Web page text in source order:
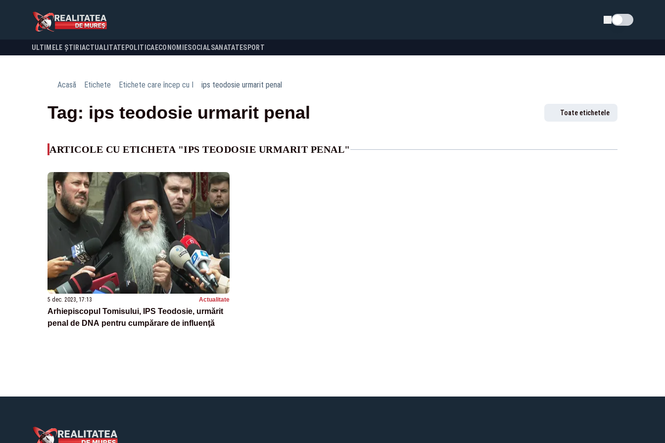
Schimba tema
ULTIMELE ȘTIRI ACTUALITATE POLITICA ECONOMIESOCIALSANATATESPORT
Acasă Etichete Etichete care încep cu I ips teodosie urmarit penal
Tag: ips teodosie urmarit penal Toate etichetele
ARTICOLE CU ETICHETA "IPS TEODOSIE URMARIT PENAL"
5 dec. 2023, 17:13 Actualitate
Arhiepiscopul Tomisului, IPS Teodosie, urmărit
penal de DNA pentru cumpărare de influenţă